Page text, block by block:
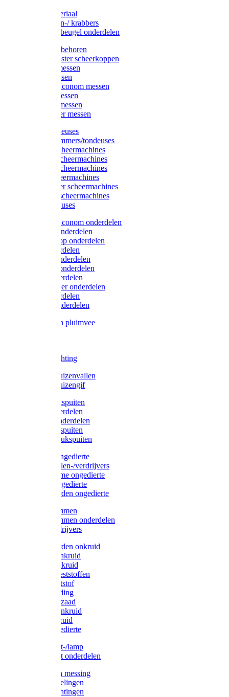
Injectiemateriaal
Hoefmessen-/ krabbers
Hoefbekapbeugel onderdelen
Messen toebehoren
Moser & Oster scheerkoppen
Hauptner messen
Liscop messen
Aesculap/Econom messen
Heiniger messen
Constanta messen
FarmClipper messen
Moser tondeuses
Overige trimmers/tondeuses
Heiniger scheermachines
Hauptner scheermachines
Aesculap scheermachines
Liscop scheermachines
FarmClipper scheermachines
Constanta scheermachines
Wahl tondeuses
Aesculap/Econom onderdelen
Hauptner onderdelen
Lister/Liscop onderdelen
Eider onderdelen
Heiniger onderdelen
Constanta onderdelen
Moser onderdelen
Farm Clipper onderdelen
Oster onderdelen
TailWell onderdelen
Voerbakken pluimvee
LED verlichting
Ratten / Muizenvallen
Ratten / Muizengif
Gloria drukspuiten
Gloria onderdelen
Gardena onderdelen
Dario drukspuiten
Gardena drukspuiten
Diversen ongedierte
Insectenvallen-/verdrijvers
Protect Home ongedierte
Solabiol ongedierte
Protect Garden ongedierte
Mollenklemmen
Mollenklemmen onderdelen
Mollenverdrijvers
Protect Garden onkruid
Diversen onkruid
Solabiol onkruid
Solabiol meststoffen
Pokon meststof
Pokon voeding
Pokon graszaad
Roundup onkruid
Pokon onkruid
Pokon ongedierte
Vliegenkast-/lamp
Vliegenkast onderdelen
Zuigkorven messing
Geka koppelingen
Geka afdichtingen